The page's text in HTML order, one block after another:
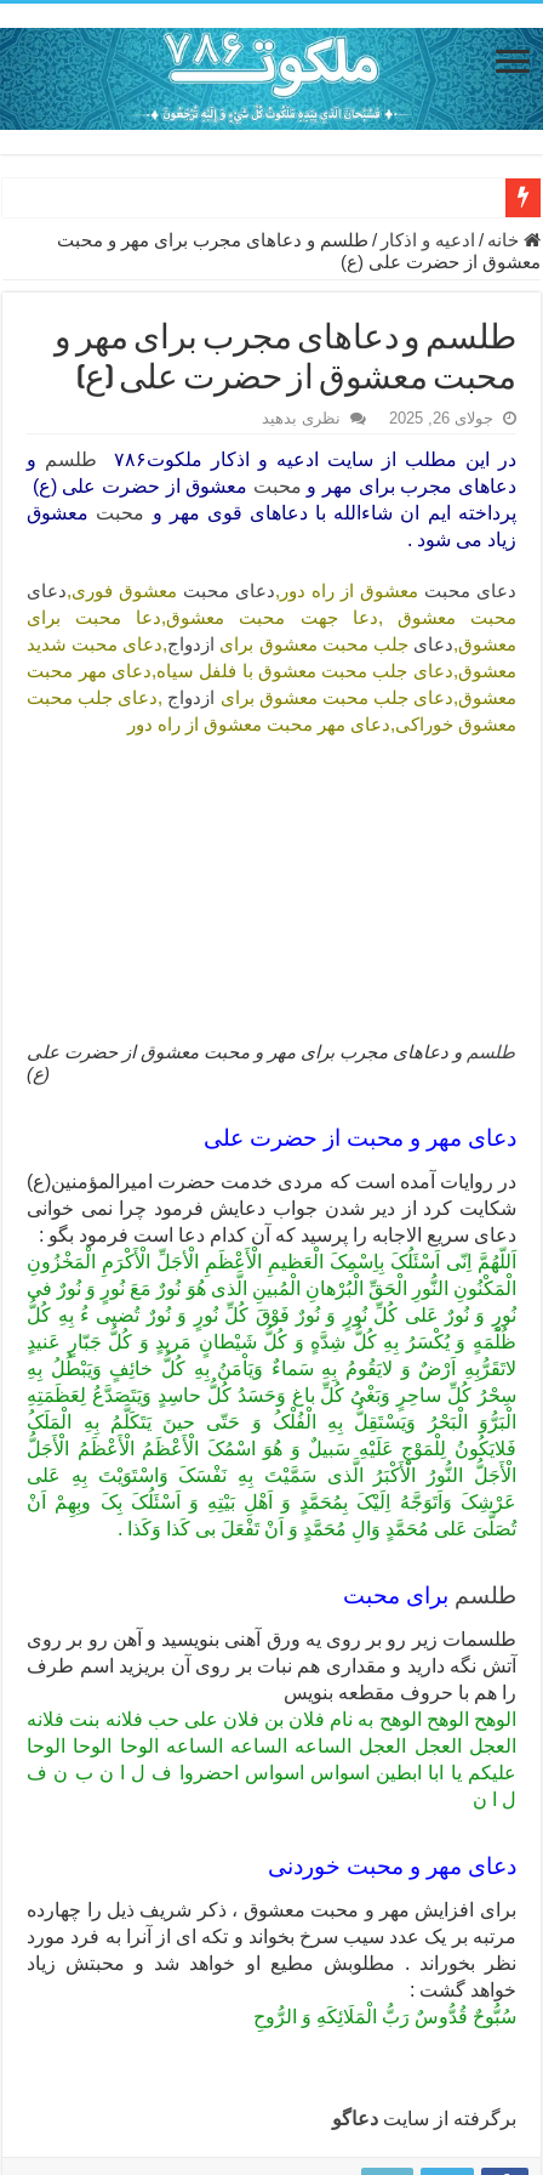
دعای حفظ جان خانواده از بلا در سفر – دعای دفع بلا در قرآن
دعای مجرب برای رفع گرفتاری – ذکر قوی برای جلوگیری از اندوه و
دعا برای عاشق شدن طرف مقابل – عاشق کردن طرف مقابل از راه
دعای حفظ جان عزیزان از بلا در سفر – دعا برای رفع حوادث بد روزانه
انواع ذکرهای الهی و خواص آن – مجرب ترین ذکرها برای برآوردن
دعای قوی برای حاجات دنیا و آخرت – حاجت روایی و رفع مشکلات
ختم سوره تکاثر برای جذب ثروت – خواص و برکات سوره تکاثر
دعای ابودردا برای در امان ماندن از بلا – دعای ایمنی از سوختن
خانه / ادعيه و اذكار / طلسم و دعاهای مجرب برای مهر و محبت
معشوق از حضرت علی (ع)
طلسم و دعاهای مجرب برای مهر و
محبت معشوق از حضرت علی (ع)
جولای 26, 2025 نظری بدهید
در این مطلب از سایت ادعیه و اذکار ملکوت۷۸۶ طلسم و
دعاهای مجرب برای مهر و محبت معشوق از حضرت علی (ع)
پرداخته ایم ان شاءالله با دعاهای قوی مهر و محبت معشوق
زیاد می شود .
دعای محبت معشوق از راه دور,دعای محبت معشوق فوری,دعای
محبت معشوق ,دعا جهت محبت معشوق,دعا محبت برای
معشوق,دعای جلب محبت معشوق برای ازدواج,دعای محبت شدید
معشوق,دعای جلب محبت معشوق با فلفل سیاه,دعای مهر محبت
معشوق,دعای جلب محبت معشوق برای ازدواج ,دعای جلب محبت
معشوق خوراکی,دعای مهر محبت معشوق از راه دور
طلسم و دعاهای مجرب برای مهر و محبت معشوق از حضرت علی
(ع)
دعای مهر و محبت از حضرت علی
در روایات آمده است که مردی خدمت حضرت امیرالمؤمنین(ع)
شکایت کرد از دیر شدن جواب دعایش فرمود چرا نمی خوانی
دعای سریع الاجابه را پرسید که آن کدام دعا است فرمود بگو :
اَللّهُمَّ اِنّی اَسْئَلُکَ بِاِسْمِکَ الْعَظیمِ الْأَعْظَمِ الْأجَلِّ الْأَکْرَمِ الْمَخْزُونِ
الْمَکْنُونِ النُّورِ الْحَقِّ الْبُرْهانِ الْمُبینِ الَّذی هُوَ نُورٌ مَعَ نُورٍ وَ نُورٌ فی
نُورٍ وَ نُورٌ عَلی کُلِّ نُورٍ وَ نُورٌ فَوْقَ کُلِّ نُورٍ وَ نُورٌ تُضیی ءُ بِهِ کُلُّ
ظُلْمَهٍ وَ یُکْسَرُ بِهِ کُلُّ شِدَّهٍ وَ کُلُّ شَیْطانٍ مَریدٍ وَ کُلُّ جَبّارٍ عَنیدٍ
لاتَقَرُّبِهِ اَرْضٌ وَ لایَقُومُ بِهِ سَماءٌ وَیَاْمَنُ بِهِ کُلُّ خائِفٍ وَیَبْطُلُ بِهِ
سِحْرُ کُلِّ ساحِرٍ وَبَغْیُ کُلِّ باغ وَحَسَدُ کُلُّ حاسِدٍ وَیَتَصَدَّعُ لِعَظَمَتِهِ
الْبَرُّوَ الْبَحْرُ وَیَسْتَقِلُّ بِهِ الْفُلْکُ وَ حَتّی حینَ یَتَکَلَّمُ بِهِ الْمَلَکُ
فَلایَکُونُ لِلْمَوْجِ عَلَیْهِ سَبیلٌ وَ هُوَ اسْمُکَ الْأَعْظَمُ الْأَعْظَمُ الْأَجَلُّ
الْأَجَلُّ النُّورُ الْأَکْبَرُ الَّذی سَمَّیْتَ بِهِ نَفْسَکَ وَاسْتَوَیْتَ بِهِ عَلی
عَرْشِکَ وَاَتَوَجَّهُ اِلَیْکَ بِمُحَمَّدٍ وَ اَهْلِ بَیْتِهِ وَ اَسْئَلُکَ بِکَ وبِهِمْ اَنْ
تُصَلَّیَ عَلی مُحَمَّدٍ وَالِ مُحَمَّدٍ وَ اَنْ تَفْعَلَ بی کَذا وَکَذا .
طلسم برای محبت
طلسمات زیر رو بر روی یه ورق آهنی بنویسید و آهن رو بر روی
آتش نگه دارید و مقداری هم نبات بر روی آن بریزید اسم طرف
را هم با حروف مقطعه بنویس
الوهح الوهح الوهح به نام فلان بن فلان علی حب فلانه بنت فلانه
العجل العجل العجل الساعه الساعه الساعه الوحا الوحا الوحا
علیکم یا ابا ابطین اسواس اسواس احضروا ف ل ا ن ب ن ف
ل ا ن
دعای مهر و محبت خوردنی
برای افزایش مهر و محبت معشوق ، ذکر شریف ذیل را چهارده
مرتبه بر یک عدد سیب سرخ بخواند و تکه ای از آنرا به فرد مورد
نظر بخوراند . مطلوبش مطیع او خواهد شد و محبتش زیاد
خواهد گشت :
سُبُّوحٌ قُدُّوسٌ رَبُّ الْمَلَائِکَهِ وَ الرُّوحِ
برگرفته از سایت دعاگو